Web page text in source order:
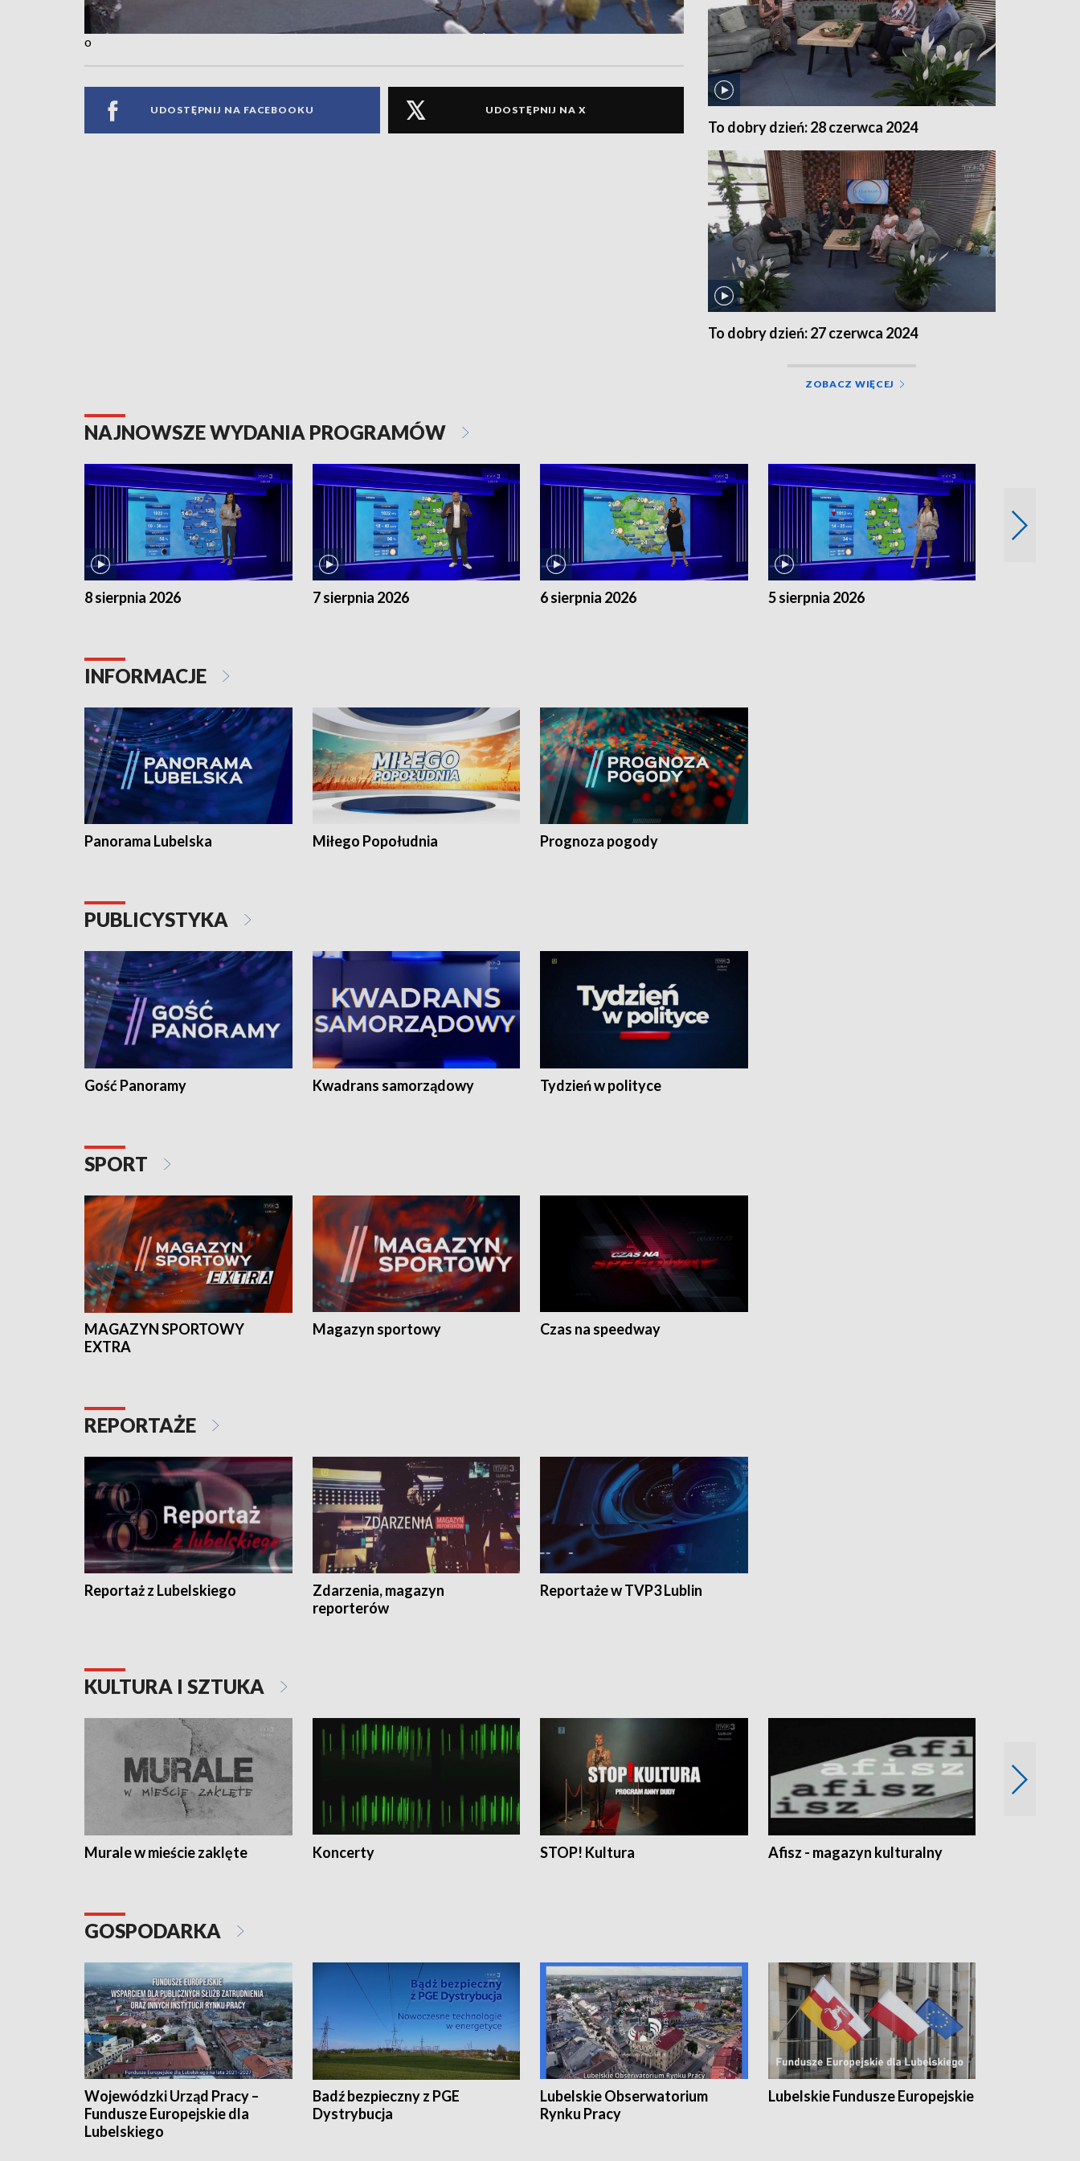
o
UDOSTĘPNIJ NA FACEBOOKU UDOSTĘPNIJ NA X
To dobry dzień: 28 czerwca 2024
To dobry dzień: 27 czerwca 2024
ZOBACZ WIĘCEJ
NAJNOWSZE WYDANIA PROGRAMÓW
8 sierpnia 2026 7 sierpnia 2026 6 sierpnia 2026 5 sierpnia 2026
INFORMACJE
Panorama Lubelska Miłego Popołudnia Prognoza pogody
PUBLICYSTYKA
Gość Panoramy Kwadrans samorządowy Tydzień w polityce
SPORT
MAGAZYN SPORTOWY
EXTRA
Magazyn sportowy Czas na speedway
REPORTAŻE
Reportaż z Lubelskiego
Zdarzenia, magazyn
reporterów
Reportaże w TVP3 Lublin
KULTURA I SZTUKA
Murale w mieście zaklęte Koncerty STOP! Kultura Afisz - magazyn kulturalny
GOSPODARKA
Wojewódzki Urząd Pracy –
Fundusze Europejskie dla
Lubelskiego
Badź bezpieczny z PGE
Dystrybucja
Lubelskie Obserwatorium
Rynku Pracy
Lubelskie Fundusze Europejskie